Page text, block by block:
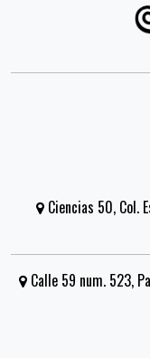
Ciencias 50, Col.
Calle 59 num. 523,